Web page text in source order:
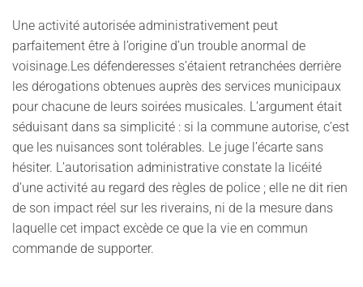
Une activité autorisée administrativement peut
parfaitement être à l’origine d’un trouble anormal de
voisinage.Les défenderesses s’étaient retranchées derrière
les dérogations obtenues auprès des services municipaux
pour chacune de leurs soirées musicales. L’argument était
séduisant dans sa simplicité : si la commune autorise, c’est
que les nuisances sont tolérables. Le juge l’écarte sans
hésiter. L’autorisation administrative constate la licéité
d’une activité au regard des règles de police ; elle ne dit rien
de son impact réel sur les riverains, ni de la mesure dans
laquelle cet impact excède ce que la vie en commun
commande de supporter.